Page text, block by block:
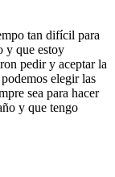
tan difícil para
y que estoy
pedir y aceptar la
elegir las
sea para hacer
y que tengo